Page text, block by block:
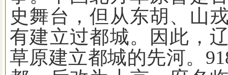
史舞台，但从东胡、山
有建立过都城。因此，
草原建立都城的先河。